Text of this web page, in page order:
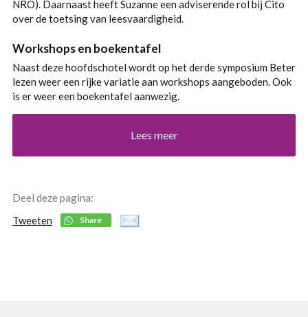
NRO). Daarnaast heeft Suzanne een adviserende rol bij Cito
over de toetsing van leesvaardigheid.
Workshops en boekentafel
Naast deze hoofdschotel wordt op het derde symposium Beter
lezen weer een rijke variatie aan workshops aangeboden. Ook
is er weer een boekentafel aanwezig.
Lees meer
Deel deze pagina:
Tweeten
Share